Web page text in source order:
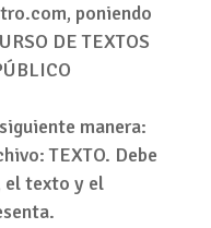
poniendo
DE TEXTOS
manera:
TEXTO. Debe
el texto y el